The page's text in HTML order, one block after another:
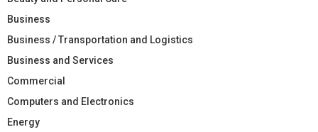
Business
Business / Transportation and Logistics
Business and Services
Commercial
Computers and Electronics
Energy